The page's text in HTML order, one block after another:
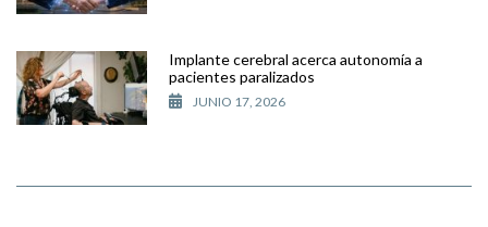
Implante cerebral acerca autonomía a
pacientes paralizados
JUNIO 17, 2026